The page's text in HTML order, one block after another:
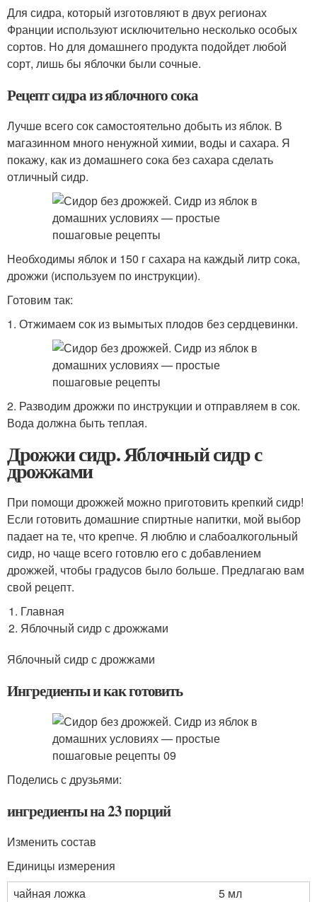
Для сидра, который изготовляют в двух регионах
Франции используют исключительно несколько особых
сортов. Но для домашнего продукта подойдет любой
сорт, лишь бы яблочки были сочные.
Рецепт сидра из яблочного сока
Лучше всего сок самостоятельно добыть из яблок. В
магазинном много ненужной химии, воды и сахара. Я
покажу, как из домашнего сока без сахара сделать
отличный сидр.
Необходимы яблок и 150 г сахара на каждый литр сока,
дрожжи (используем по инструкции).
Готовим так:
1. Отжимаем сок из вымытых плодов без сердцевинки.
2. Разводим дрожжи по инструкции и отправляем в сок.
Вода должна быть теплая.
Дрожжи сидр. Яблочный сидр с
дрожжами
При помощи дрожжей можно приготовить крепкий сидр!
Если готовить домашние спиртные напитки, мой выбор
падает на те, что крепче. Я люблю и слабоалкогольный
сидр, но чаще всего готовлю его с добавлением
дрожжей, чтобы градусов было больше. Предлагаю вам
свой рецепт.
Главная
Яблочный сидр с дрожжами
Яблочный сидр с дрожжами
Ингредиенты и как готовить
Поделись с друзьями:
ингредиенты на 23 порций
Изменить состав
Единицы измерения
чайная ложка
5 мл